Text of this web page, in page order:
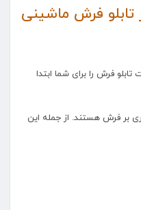
تابلو فرش ماشینی
فرش را برای شما ابتدا
بر فرش هستند. از جمله این